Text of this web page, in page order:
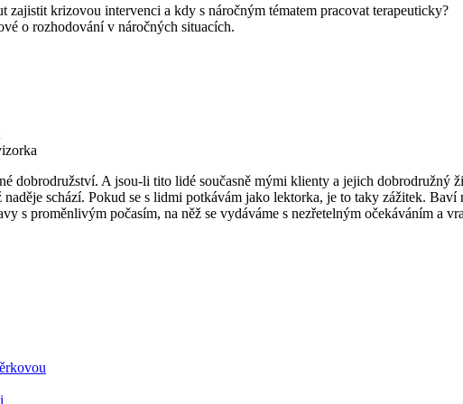
zajistit krizovou intervenci a kdy s náročným tématem pracovat terapeuticky?
o rozhodování v náročných situacích.
dobrodružství. A jsou-li tito lidé současně mými klienty a jejich dobrodružný
schází. Pokud se s lidmi potkávám jako lektorka, je to taky zážitek.
s proměnlivým počasím, na něž se vydáváme s nezřetelným očekáváním a